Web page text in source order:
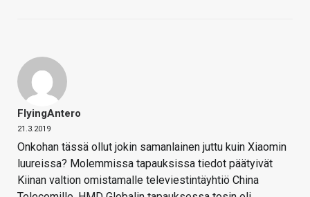
FlyingAntero
21.3.2019
Onkohan tässä ollut jokin samanlainen juttu kuin Xiaomin
luureissa? Molemmissa tapauksissa tiedot päätyivät
Kiinan valtion omistamalle televiestintäyhtiö China